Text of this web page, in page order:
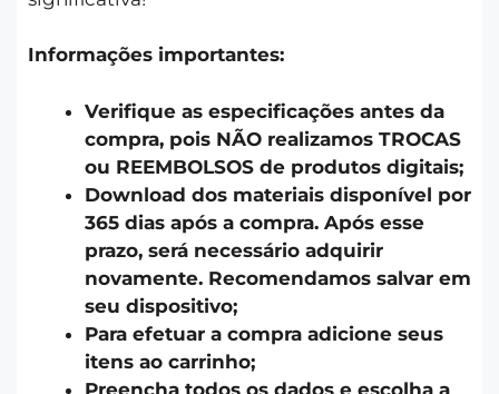
Informações importantes:
Verifique as especificações antes da
compra, pois NÃO realizamos TROCAS
ou REEMBOLSOS de produtos digitais;
Download dos materiais disponível por
365 dias após a compra. Após esse
prazo, será necessário adquirir
novamente. Recomendamos salvar em
seu dispositivo;
Para efetuar a compra adicione seus
itens ao carrinho;
Preencha todos os dados e escolha a